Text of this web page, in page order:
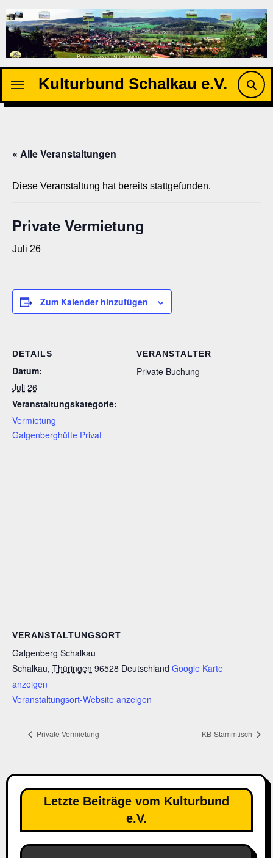
Inhalten
springen
Kulturbund Schalkau e.V.
« Alle Veranstaltungen
Diese Veranstaltung hat bereits stattgefunden.
Private Vermietung
Juli 26
Zum Kalender hinzufügen
DETAILS
Datum:
Juli 26
Veranstaltungskategorie:
Vermietung
Galgenberghütte Privat
VERANSTALTER
Private Buchung
VERANSTALTUNGSORT
Galgenberg Schalkau
Schalkau, Thüringen 96528 Deutschland Google Karte
anzeigen
Veranstaltungsort-Website anzeigen
Private Vermietung KB-Stammtisch
Letzte Beiträge vom Kulturbund
e.V.